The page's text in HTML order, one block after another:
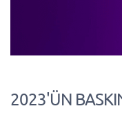
2023'ÜN